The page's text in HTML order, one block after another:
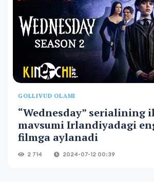
GOLLIVUD OLAMI
“Wednesday” serialining
mavsumi Irlandiyadagi
filmga aylanadi
2 714 2024-07-12 00:39